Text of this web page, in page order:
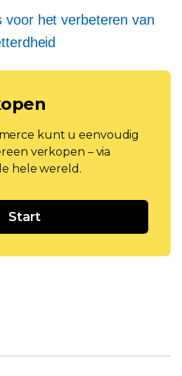
voor het verbeteren van
kunt u eenvoudig
verkopen – via
hele wereld.
Start